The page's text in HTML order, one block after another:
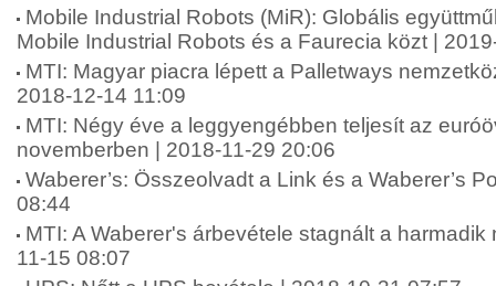
Mobile Industrial Robots (MiR): Globális
Mobile Industrial Robots és a Faurecia közt |
MTI: Magyar piacra lépett a Palletways
2018-12-14 11:09
MTI: Négy éve a leggyengébben teljesít az
novemberben | 2018-11-29 20:06
Waberer’s: Összeolvadt a Link és a Waberer’s
08:44
MTI: A Waberer's árbevétele stagnált a
11-15 08:07